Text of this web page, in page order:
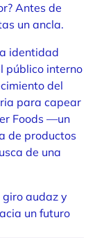
Antes de
un ancla.
identidad
público interno
del
para capear
Foods —un
de productos
de una
giro audaz y
un futuro